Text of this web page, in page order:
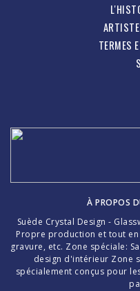
TERMES
À PROPOS
Suède Crystal Design -
Propre production et tout
gravure, etc. Zone spéciale:
design d'intérieur Zone
spécialement conçus pour